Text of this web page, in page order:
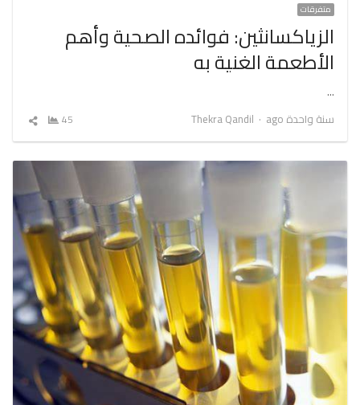
متفرقات
الزياكسانثين: فوائده الصحية وأهم
الأطعمة الغنية به
…
سنة واحدة ago
Author
Thekra Qandil
45
شارك